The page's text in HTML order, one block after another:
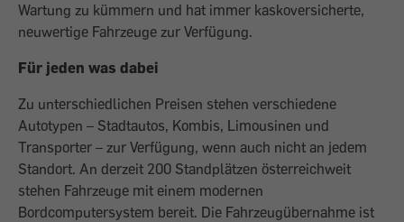
Wartung zu kümmern und hat immer kaskoversicherte,
neuwertige Fahrzeuge zur Verfügung.
Für jeden was dabei
Zu unterschiedlichen Preisen stehen verschiedene
Autotypen – Stadtautos, Kombis, Limousinen und
Transporter – zur Verfügung, wenn auch nicht an jedem
Standort. An derzeit 200 Standplätzen österreichweit
stehen Fahrzeuge mit einem modernen
Bordcomputersystem bereit. Die Fahrzeugübernahme ist